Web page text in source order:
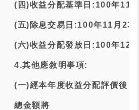
(四)收益分配基準日:100年11
(五)除息交易日:100年11月23
(六)收益分配發放日:100年12
4.其他應敘明事項:
(一)經本年度收益分配評價後
總金額將